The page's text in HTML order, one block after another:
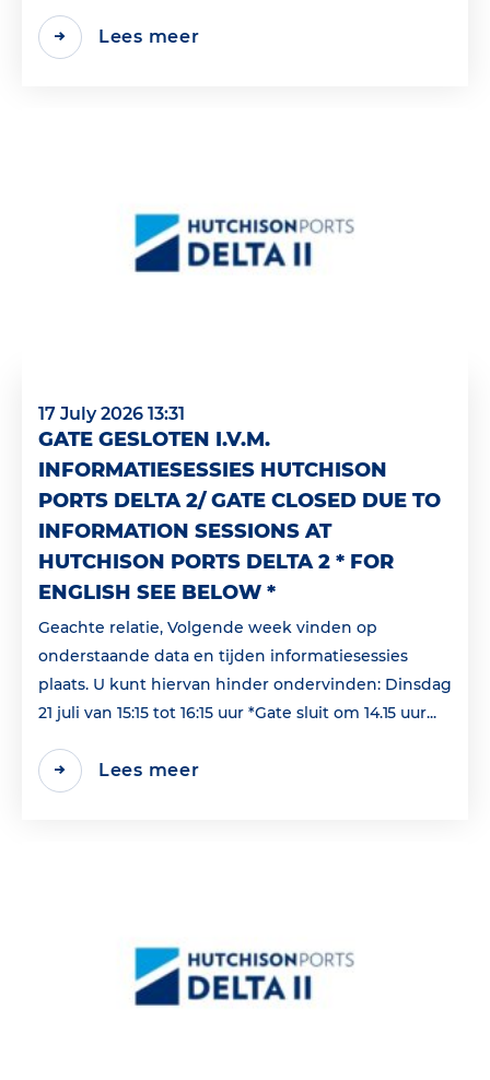
Lees meer
17 July 2026 13:31
GATE GESLOTEN I.V.M.
INFORMATIESESSIES HUTCHISON
PORTS DELTA 2/ GATE CLOSED DUE TO
INFORMATION SESSIONS AT
HUTCHISON PORTS DELTA 2 * FOR
ENGLISH SEE BELOW *
Geachte relatie, Volgende week vinden op
onderstaande data en tijden informatiesessies
plaats. U kunt hiervan hinder ondervinden: Dinsdag
21 juli van 15:15 tot 16:15 uur *Gate sluit om 14.15 uur...
Lees meer